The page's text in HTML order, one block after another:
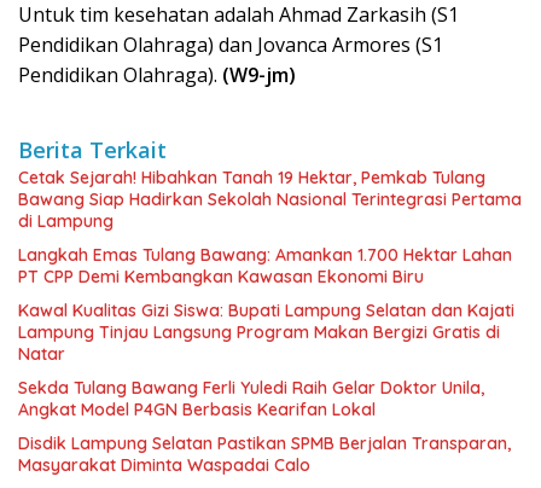
Untuk tim kesehatan adalah Ahmad Zarkasih (S1
Pendidikan Olahraga) dan Jovanca Armores (S1
Pendidikan Olahraga). (W9-jm)
Berita Terkait
Cetak Sejarah! Hibahkan Tanah 19 Hektar, Pemkab Tulang
Bawang Siap Hadirkan Sekolah Nasional Terintegrasi Pertama
di Lampung
Langkah Emas Tulang Bawang: Amankan 1.700 Hektar Lahan
PT CPP Demi Kembangkan Kawasan Ekonomi Biru
Kawal Kualitas Gizi Siswa: Bupati Lampung Selatan dan Kajati
Lampung Tinjau Langsung Program Makan Bergizi Gratis di
Natar
Sekda Tulang Bawang Ferli Yuledi Raih Gelar Doktor Unila,
Angkat Model P4GN Berbasis Kearifan Lokal
Disdik Lampung Selatan Pastikan SPMB Berjalan Transparan,
Masyarakat Diminta Waspadai Calo